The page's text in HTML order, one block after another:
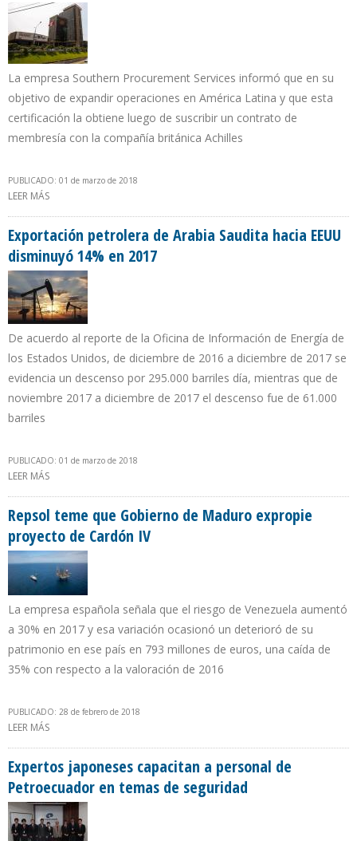
La empresa Southern Procurement Services informó que en su
objetivo de expandir operaciones en América Latina y que esta
certificación la obtiene luego de suscribir un contrato de
membresía con la compañía británica Achilles
PUBLICADO: 01 de marzo de 2018
LEER MÁS
Exportación petrolera de Arabia Saudita hacia EEUU
disminuyó 14% en 2017
De acuerdo al reporte de la Oficina de Información de Energía de
los Estados Unidos, de diciembre de 2016 a diciembre de 2017 se
evidencia un descenso por 295.000 barriles día, mientras que de
noviembre 2017 a diciembre de 2017 el descenso fue de 61.000
barriles
PUBLICADO: 01 de marzo de 2018
LEER MÁS
Repsol teme que Gobierno de Maduro expropie
proyecto de Cardón IV
La empresa española señala que el riesgo de Venezuela aumentó
a 30% en 2017 y esa variación ocasionó un deterioró de su
patrimonio en ese país en 793 millones de euros, una caída de
35% con respecto a la valoración de 2016
PUBLICADO: 28 de febrero de 2018
LEER MÁS
Expertos japoneses capacitan a personal de
Petroecuador en temas de seguridad